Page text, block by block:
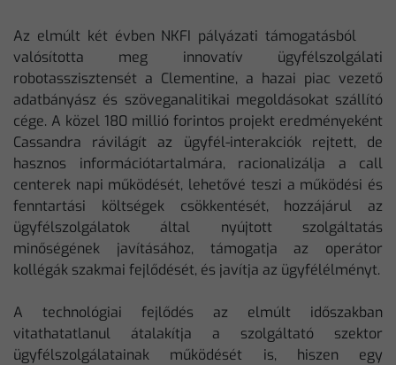
Az elmúlt két évben NKFI pályázati támogatásból
valósította meg innovatív ügyfélszolgálati
robotasszisztensét a Clementine, a hazai piac vezető
adatbányász és szöveganalitikai megoldásokat szállító
cége. A közel 180 millió forintos projekt eredményeként
Cassandra rávilágít az ügyfél-interakciók rejtett, de
hasznos információtartalmára, racionalizálja a call
centerek napi működését, lehetővé teszi a működési és
fenntartási költségek csökkentését, hozzájárul az
ügyfélszolgálatok által nyújtott szolgáltatás
minőségének javításához, támogatja az operátor
kollégák szakmai fejlődését, és javítja az ügyfélélményt.
A technológiai fejlődés az elmúlt időszakban
vitathatatlanul átalakítja a szolgáltató szektor
ügyfélszolgálatainak működését is, hiszen egy